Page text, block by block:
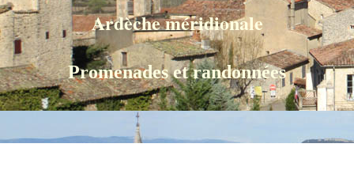
Ardèche méridionale
Promenades et randonnées